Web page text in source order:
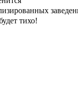
тихо!